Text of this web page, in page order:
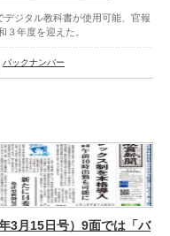
ジタル教科書が使用可能、官報
年度を迎えた。
バックナンバー
3月15日号）9面では「バ